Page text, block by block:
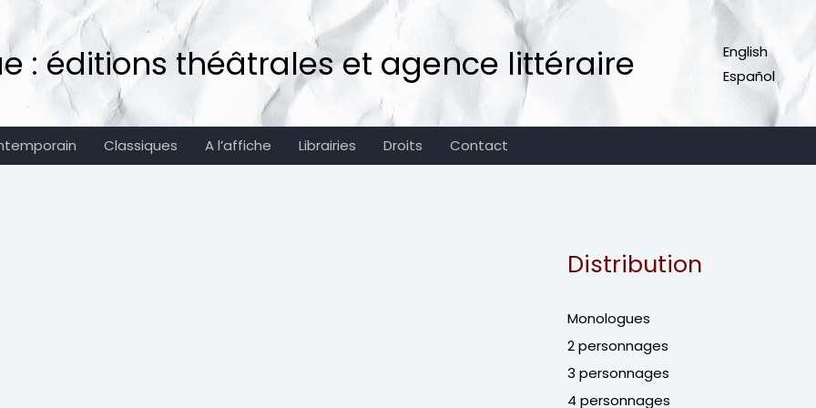
: éditions théâtrales et agence littéraire
English
Español
Classiques A l’affiche Librairies Droits Contact
Distribution
Monologues
2 personnages
3 personnages
4 personnages